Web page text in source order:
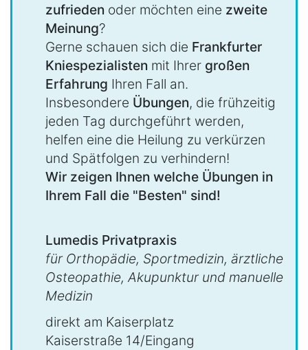
zufrieden oder möchten eine zweite
Meinung?
Gerne schauen sich die Frankfurter
Kniespezialisten mit Ihrer großen
Erfahrung Ihren Fall an.
Insbesondere Übungen, die frühzeitig
jeden Tag durchgeführt werden,
helfen eine die Heilung zu verkürzen
und Spätfolgen zu verhindern!
Wir zeigen Ihnen welche Übungen in
Ihrem Fall die "Besten" sind!
Lumedis Privatpraxis
für Orthopädie, Sportmedizin, ärztliche
Osteopathie, Akupunktur und manuelle
Medizin
direkt am Kaiserplatz
Kaiserstraße 14/Eingang